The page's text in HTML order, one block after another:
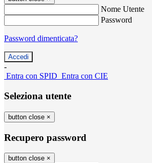
Nome Utente
Password
Password dimenticata?
-
Entra con SPID Entra con CIE
Seleziona utente
button close ×
Recupero password
button close ×